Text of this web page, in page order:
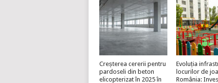
Creșterea cererii pentru
pardoseli din beton
elicopterizat în 2025 în
Evoluția
locurilor de
România: